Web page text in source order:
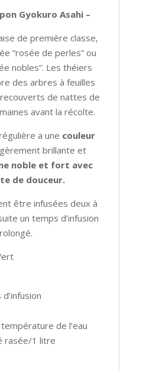
Gyokuro Asahi –
de première classe,
“rosée de perles” ou
nobles”. Les théiers
des arbres à feuilles
de nattes de
avant la récolte.
a une couleur
brillante et
noble et fort avec
de douceur.
être infusées deux à
un temps d’infusion
de l’eau
rasée/1 litre